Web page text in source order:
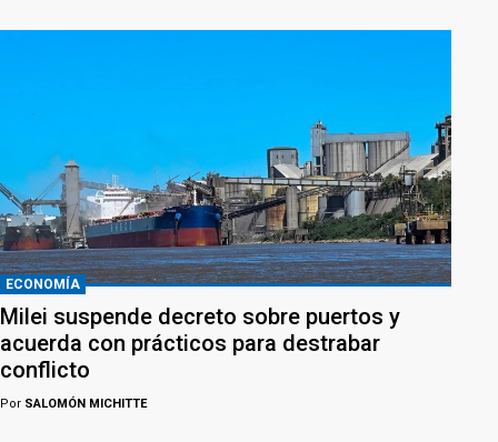
ECONOMÍA
Milei suspende decreto sobre puertos y
acuerda con prácticos para destrabar
conflicto
Por SALOMÓN MICHITTE